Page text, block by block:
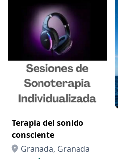
Terapia del sonido
consciente
Granada, Granada